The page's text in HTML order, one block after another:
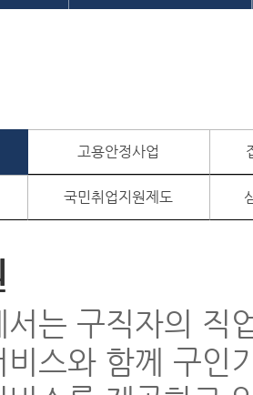
고용안정사업
국민취업지원제도
서는 구직자의 직
비스와 함께 구인